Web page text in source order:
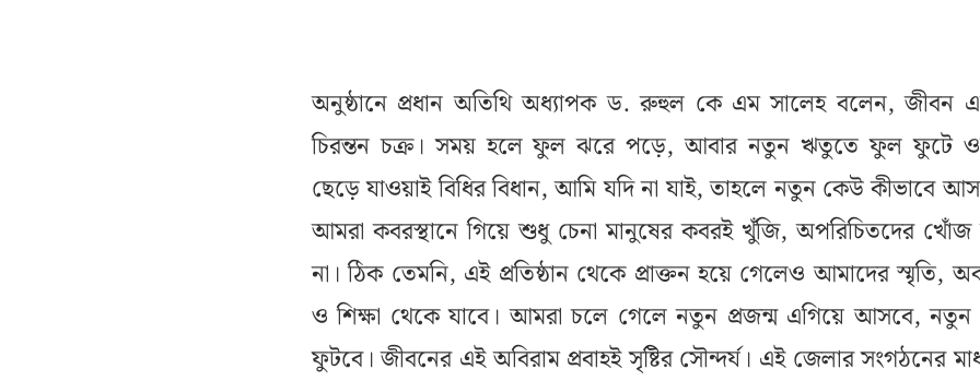
অনুষ্ঠানে প্রধান অতিথি অধ্যাপক ড. রুহুল কে এম সালেহ বলেন, জীবন
চিরন্তন চক্র। সময় হলে ফুল ঝরে পড়ে, আবার নতুন ঋতুতে ফুল ফুটে
ছেড়ে যাওয়াই বিধির বিধান, আমি যদি না যাই, তাহলে নতুন কেউ কীভাবে
আমরা কবরস্থানে গিয়ে শুধু চেনা মানুষের কবরই খুঁজি, অপরিচিতদের খোঁজ
না। ঠিক তেমনি, এই প্রতিষ্ঠান থেকে প্রাক্তন হয়ে গেলেও আমাদের স্মৃতি,
ও শিক্ষা থেকে যাবে। আমরা চলে গেলে নতুন প্রজন্ম এগিয়ে আসবে,
ফুটবে। জীবনের এই অবিরাম প্রবাহই সৃষ্টির সৌন্দর্য। এই জেলার সংগঠনের